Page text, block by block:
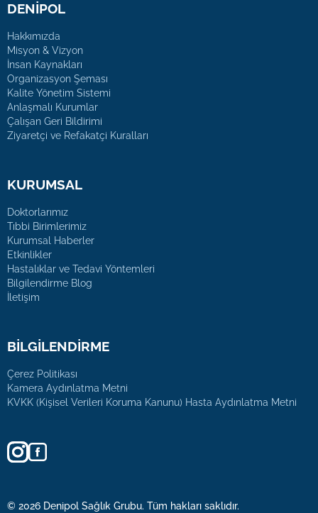
DENİPOL
Hakkımızda
Misyon & Vizyon
İnsan Kaynakları
Organizasyon Şeması
Kalite Yönetim Sistemi
Anlaşmalı Kurumlar
Çalışan Geri Bildirimi
Ziyaretçi ve Refakatçi Kuralları
KURUMSAL
Doktorlarımız
Tıbbi Birimlerimiz
Kurumsal Haberler
Etkinlikler
Hastalıklar ve Tedavi Yöntemleri
Bilgilendirme Blog
İletişim
BİLGİLENDİRME
Çerez Politikası
Kamera Aydınlatma Metni
KVKK (Kişisel Verileri Koruma Kanunu) Hasta Aydınlatma Metni
© 2026 Denipol Sağlık Grubu. Tüm hakları saklıdır.